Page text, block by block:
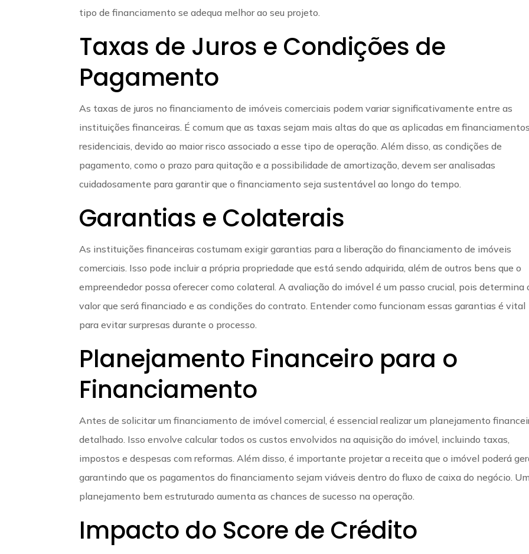
tipo de financiamento se adequa melhor ao seu projeto.
Taxas de Juros e Condições de
Pagamento
As taxas de juros no financiamento de imóveis comerciais podem variar significativamente entre as
instituições financeiras. É comum que as taxas sejam mais altas do que as aplicadas em financiamentos
residenciais, devido ao maior risco associado a esse tipo de operação. Além disso, as condições de
pagamento, como o prazo para quitação e a possibilidade de amortização, devem ser analisadas
cuidadosamente para garantir que o financiamento seja sustentável ao longo do tempo.
Garantias e Colaterais
As instituições financeiras costumam exigir garantias para a liberação do financiamento de imóveis
comerciais. Isso pode incluir a própria propriedade que está sendo adquirida, além de outros bens que o
empreendedor possa oferecer como colateral. A avaliação do imóvel é um passo crucial, pois determina
valor que será financiado e as condições do contrato. Entender como funcionam essas garantias é vital
para evitar surpresas durante o processo.
Planejamento Financeiro para o
Financiamento
Antes de solicitar um financiamento de imóvel comercial, é essencial realizar um planejamento
detalhado. Isso envolve calcular todos os custos envolvidos na aquisição do imóvel, incluindo taxas,
impostos e despesas com reformas. Além disso, é importante projetar a receita que o imóvel poderá
garantindo que os pagamentos do financiamento sejam viáveis dentro do fluxo de caixa do negócio. Um
planejamento bem estruturado aumenta as chances de sucesso na operação.
Impacto do Score de Crédito